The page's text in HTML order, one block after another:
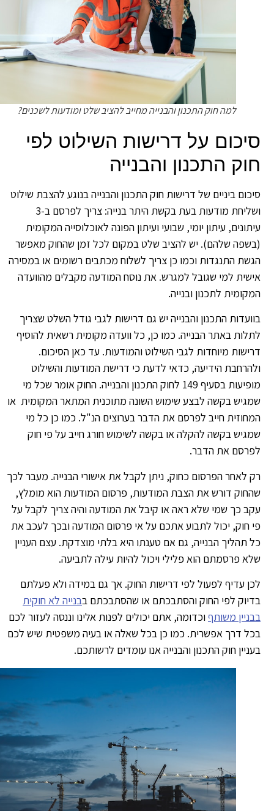
למה חוק התכנון והבנייה מחייב להציב שלט ומודעות לשכנים?
על דרישות השילוט לפי
התכנון והבנייה
ביניים של דרישות חוק התכנון והבנייה בנוגע להצבת שילוט
ושליחת מודעות בעת בקשת היתר בנייה: צריך לפרסם ב-3
עיתון יומי, שבועי ועיתון הפונה לאוכלוסייה המקומית
שלהם). יש להציב שלט במקום לכל זמן שהחוק מאפשר
התנגדות וכמו כן צריך לשלוח מכתבים רשומים או במסירה
למי שגובל למגרש. את נוסח המודעה מקבלים מהוועדה
לתכנון ובנייה.
התכנון והבנייה יש גם דרישות לגבי גודל השלט שצריך
באתר הבנייה. כמו כן, כל וועדה מקומית רשאית להוסיף
מיוחדות לגבי השילוט והמודעות. עד כאן הסיכום.
הידיעה, כדאי לדעת כי דרישת המודעות והשילוט
מופיעות בסעיף 149 לחוק התכנון והבנייה. החוק אומר שכל מי
בקשה לבצע שימוש השונה מתוכנית המתאר המקומית או
חייב לפרסם את הדבר בערוצים הנ"ל. כמו כן כל מי
בקשה להקלה או בקשה לשימוש חורג חייב על פי חוק
את הדבר.
לאחר הפרסום כחוק, ניתן לקבל את אישורי הבנייה. מעבר לכך
דורש את הצבת המודעות, פרסום המודעות הוא מומלץ,
כך שמי שלא ראה או קיבל את המודעה והיה צריך לקבל על
חוק, יכול לתבוע אתכם על אי פרסום המודעה ובכך לעכב את
תהליך הבנייה, גם אם טענתו היא בלתי מוצדקת. עצם העניין
פרסמתם הוא פלילי ויכול להיות עילה לתביעה.
עדיף לפעול לפי דרישות החוק. אך גם במידה ולא פעלתם
לפי החוק והסתבכתם או שהסתבכתם בבנייה לא חוקית
משותףוכדומה, אתם יכולים לפנות אלינו וננסה לעזור לכם
דרך אפשרית. כמו כן בכל שאלה או בעיה משפטית שיש לכם
חוק התכנון והבנייה אנו עומדים לרשותכם.